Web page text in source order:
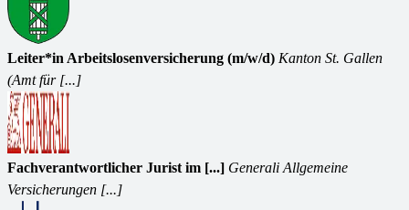
Leiter*in Arbeitslosenversicherung (m/w/d) Kanton St. Gallen
(Amt für [...]
Fachverantwortlicher Jurist im [...] Generali Allgemeine
Versicherungen [...]